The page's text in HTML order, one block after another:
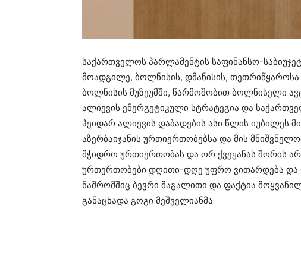
საქართველოს პარლამენტის საფინანსო-
მოადგილე, ბოლნისის, დმანისის,
ბოლნისის მუზეუმში, წარმოშობით ბოლნისელი
ალიევის ენერგეტიკული სტრატეგია და
ჰეიდარ ალიევის დაბადების ასი წლის იუბილეს
აზერბაიჯანის ურთიერთობებსა და მის
მჭიდრო ურთიერთობას და ორ ქვეყანას შორის
ურთერთობები დღითი-დღე უფრო ვითარდება და
ნაშრომშიც ბევრი მაგალითი და ფაქტია
განაცხადა გოგი მეშველიანმა